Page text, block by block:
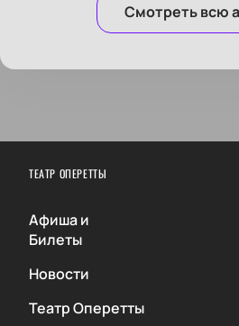
Смотреть всю
ТЕАТР ОПЕРЕТТЫ
Афиша и
Билеты
Новости
Театр Оперетты